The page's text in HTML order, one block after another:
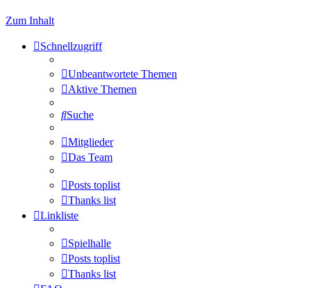
Zum Inhalt
Schnellzugriff
Unbeantwortete Themen
Aktive Themen
Suche
Mitglieder
Das Team
Posts toplist
Thanks list
Linkliste
Spielhalle
Posts toplist
Thanks list